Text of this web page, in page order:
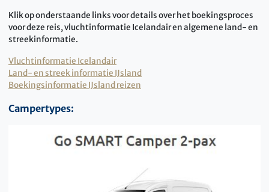
Klik op onderstaande links voor details over het boekingsproces
voor deze reis, vluchtinformatie Icelandair en algemene land- en
streekinformatie.
Vluchtinformatie Icelandair
Land- en streek informatie IJsland
Boekingsinformatie IJsland reizen
Campertypes: